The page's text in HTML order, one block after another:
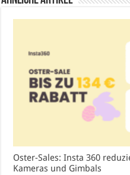
Oster-Sales: Insta 360
Kameras und Gimbals